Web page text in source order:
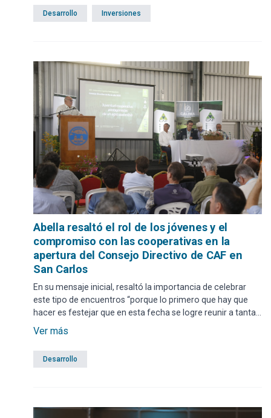
Desarrollo Inversiones
Abella resaltó el rol de los jóvenes y el
compromiso con las cooperativas en la
apertura del Consejo Directivo de CAF en
San Carlos
En su mensaje inicial, resaltó la importancia de celebrar
este tipo de encuentros “porque lo primero que hay que
hacer es festejar que en esta fecha se logre reunir a tanta
gente para un intercambio entre cooperativas”.
Ver más
Desarrollo